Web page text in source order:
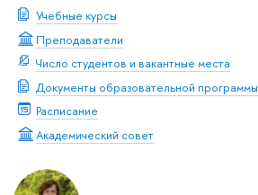
Учебные курсы
Преподаватели
Число студентов и вакантные места
Документы образовательной программы
Расписание
Академический совет